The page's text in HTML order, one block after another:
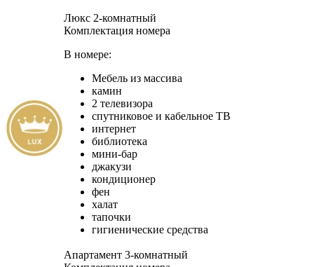
Люкс 2-комнатный
Комплектация номера
В номере:
Мебель из массива
камин
2 телевизора
спутниковое и кабельное ТВ
интернет
библиотека
мини-бар
джакузи
кондиционер
фен
халат
тапочки
гигиенические средства
Апартамент 3-комнатный